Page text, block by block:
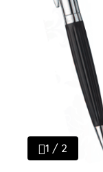
1 / 2